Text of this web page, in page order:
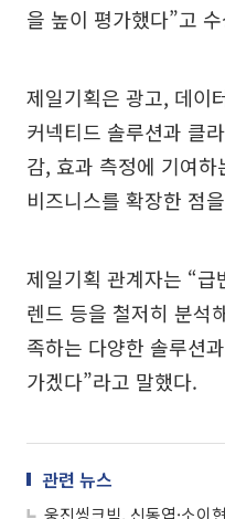
을 높이 평가했다”고
제일기획은 광고, 데이
커넥티드 솔루션과 클
감, 효과 측정에 기여
비즈니스를 확장한 점
제일기획 관계자는 “
렌드 등을 철저히 분석
족하는 다양한 솔루션
가겠다”라고 말했다.
관련 뉴스